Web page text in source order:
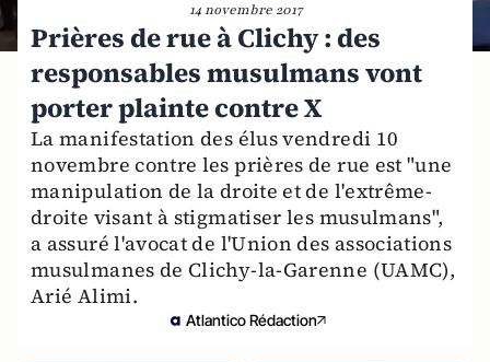
14 novembre 2017
Prières de rue à Clichy : des
responsables musulmans vont
porter plainte contre X
La manifestation des élus vendredi 10
novembre contre les prières de rue est "une
manipulation de la droite et de l'extrême-
droite visant à stigmatiser les musulmans",
a assuré l'avocat de l'Union des associations
musulmanes de Clichy-la-Garenne (UAMC),
Arié Alimi.
Atlantico Rédaction